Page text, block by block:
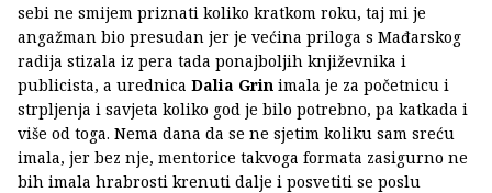
sebi ne smijem priznati koliko kratkom roku, taj mi je
angažman bio presudan jer je većina priloga s Mađarskog
radija stizala iz pera tada ponajboljih književnika i
publicista, a urednica Dalia Grin imala je za početnicu i
strpljenja i savjeta koliko god je bilo potrebno, pa katkada i
više od toga. Nema dana da se ne sjetim koliku sam sreću
imala, jer bez nje, mentorice takvoga formata zasigurno ne
bih imala hrabrosti krenuti dalje i posvetiti se poslu